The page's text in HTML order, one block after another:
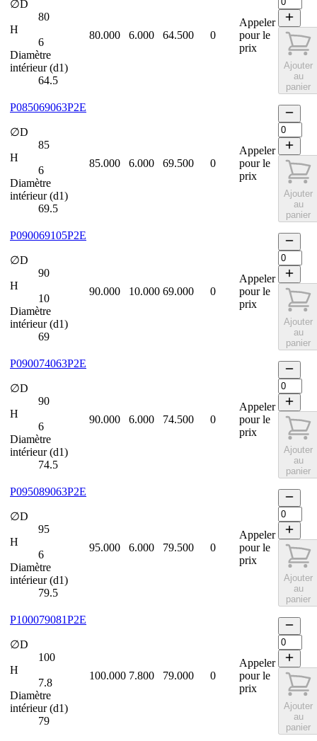
∅D
80
H
6
Diamètre
intérieur (d1)
64.5
80.000 6.000 64.500 0
Appeler
pour le
prix
Ajouter
au
panier
P085069063P2E
∅D
85
H
6
Diamètre
intérieur (d1)
69.5
85.000 6.000 69.500 0
Appeler
pour le
prix
Ajouter
au
panier
P090069105P2E
∅D
90
H
10
Diamètre
intérieur (d1)
69
90.000 10.000 69.000 0
Appeler
pour le
prix
Ajouter
au
panier
P090074063P2E
∅D
90
H
6
Diamètre
intérieur (d1)
74.5
90.000 6.000 74.500 0
Appeler
pour le
prix
Ajouter
au
panier
P095089063P2E
∅D
95
H
6
Diamètre
intérieur (d1)
79.5
95.000 6.000 79.500 0
Appeler
pour le
prix
Ajouter
au
panier
P100079081P2E
∅D
100
H
7.8
Diamètre
intérieur (d1)
79
100.000 7.800 79.000 0
Appeler
pour le
prix
Ajouter
au
panier